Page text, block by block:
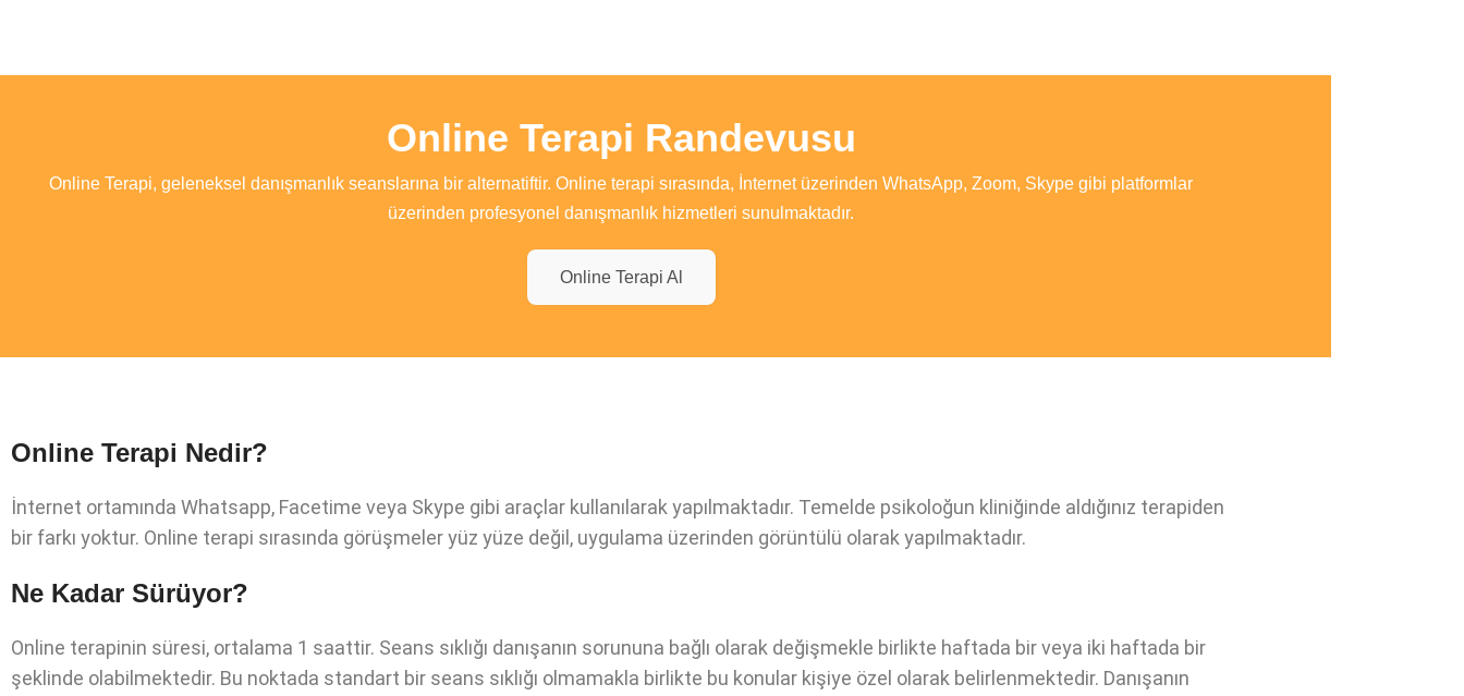
Online Terapi Randevusu
Online Terapi, geleneksel danışmanlık seanslarına bir alternatiftir. Online terapi sırasında, İnternet üzerinden WhatsApp, Zoom, Skype gibi platformlar
üzerinden profesyonel danışmanlık hizmetleri sunulmaktadır.
Online Terapi Al
Online Terapi Nedir?
İnternet ortamında Whatsapp, Facetime veya Skype gibi araçlar kullanılarak yapılmaktadır. Temelde psikoloğun kliniğinde aldığınız terapiden
bir farkı yoktur. Online terapi sırasında görüşmeler yüz yüze değil, uygulama üzerinden görüntülü olarak yapılmaktadır.
Ne Kadar Sürüyor?
Online terapinin süresi, ortalama 1 saattir. Seans sıklığı danışanın sorununa bağlı olarak değişmekle birlikte haftada bir veya iki haftada bir
şeklinde olabilmektedir. Bu noktada standart bir seans sıklığı olmamakla birlikte bu konular kişiye özel olarak belirlenmektedir. Danışanın